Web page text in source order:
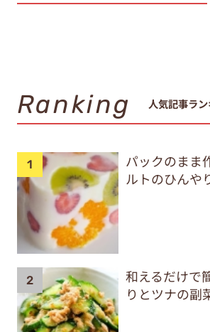
Ranking 人気記事ラ
パックのまま
ルトのひんや
和えるだけで
りとツナの副